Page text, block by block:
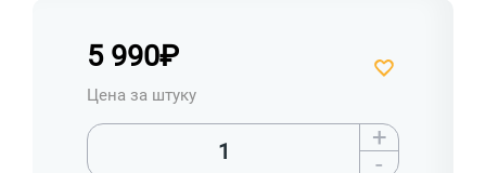
5 990₽
Цена за штуку
+
-